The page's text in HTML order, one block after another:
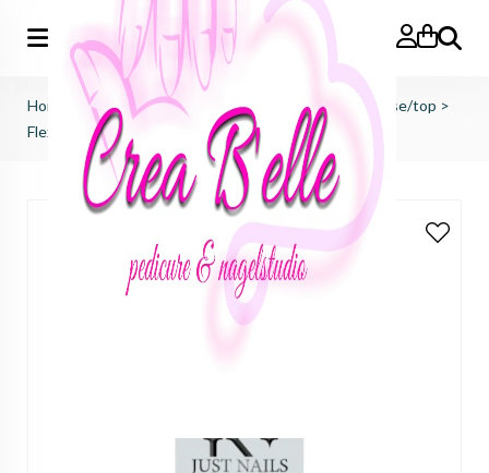
Zoeken
Home just nails (importeur benelux) bond/prep/base/top >
Flexi Builder - Clear Chic (BIAB)